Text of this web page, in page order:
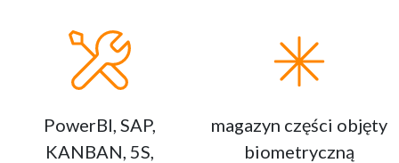
PowerBI, SAP,
KANBAN, 5S,
magazyn części objęty
biometryczną